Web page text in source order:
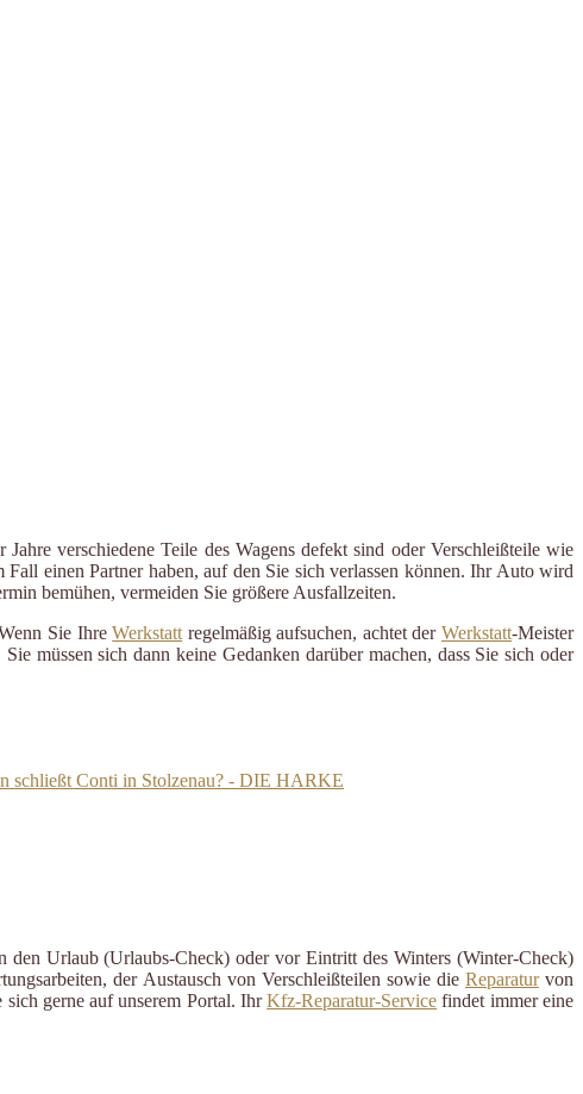
verschiedene Teile des Wagens defekt sind oder Verschleißteile wie
einen Partner haben, auf den Sie sich verlassen können. Ihr Auto wird
bemühen, vermeiden Sie größere Ausfallzeiten.
Sie IhreWerkstatt regelmäßig aufsuchen, achtet derWerkstatt-Meister
müssen sich dann keine Gedanken darüber machen, dass Sie sich oder
schließt Conti in Stolzenau? - DIE HARKE
Urlaub (Urlaubs-Check) oder vor Eintritt des Winters (Winter-Check)
der Austausch von Verschleißteilen sowie die Reparaturvon
sich gerne auf unserem Portal. IhrKfz-Reparatur-Service findet immer eine